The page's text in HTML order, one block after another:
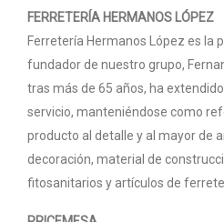
FERRETERÍA HERMANOS LÓPEZ
Ferretería Hermanos López es la
fundador de nuestro grupo,
tras más de 65 años, ha
servicio, manteniéndose como
producto al detalle y al mayor de
decoración, material de
fitosanitarios y artículos de